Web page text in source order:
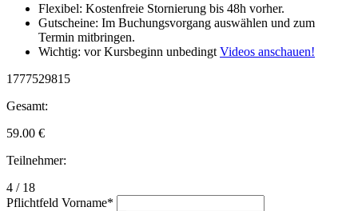
Flexibel: Kostenfreie Stornierung bis 48h vorher.
Gutscheine: Im Buchungsvorgang auswählen und zum
Termin mitbringen.
Wichtig: vor Kursbeginn unbedingt Videos anschauen!
1777529815
Gesamt:
59.00 €
Teilnehmer:
4 / 18
Pflichtfeld Vorname*